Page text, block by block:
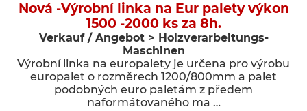
Nová -Výrobní linka na Eur palety výkon
1500 -2000 ks za 8h.
Verkauf / Angebot > Holzverarbeitungs-
Maschinen
Výrobní linka na europalety je určena pro výrobu
europalet o rozměrech 1200/800mm a palet
podobných euro paletám z předem
naformátovaného ma …